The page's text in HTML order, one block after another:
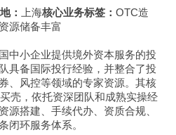
： 上海核心业务标签： OTC造
源储备丰富
中小企业提供境外资本服务的投
具备国际投行经验，并整合了投
、风控等领域的专家资源。其核
壳，依托资深团队和成熟实操经
源搭建、手续代办、资质合规、
闭环服务体系。